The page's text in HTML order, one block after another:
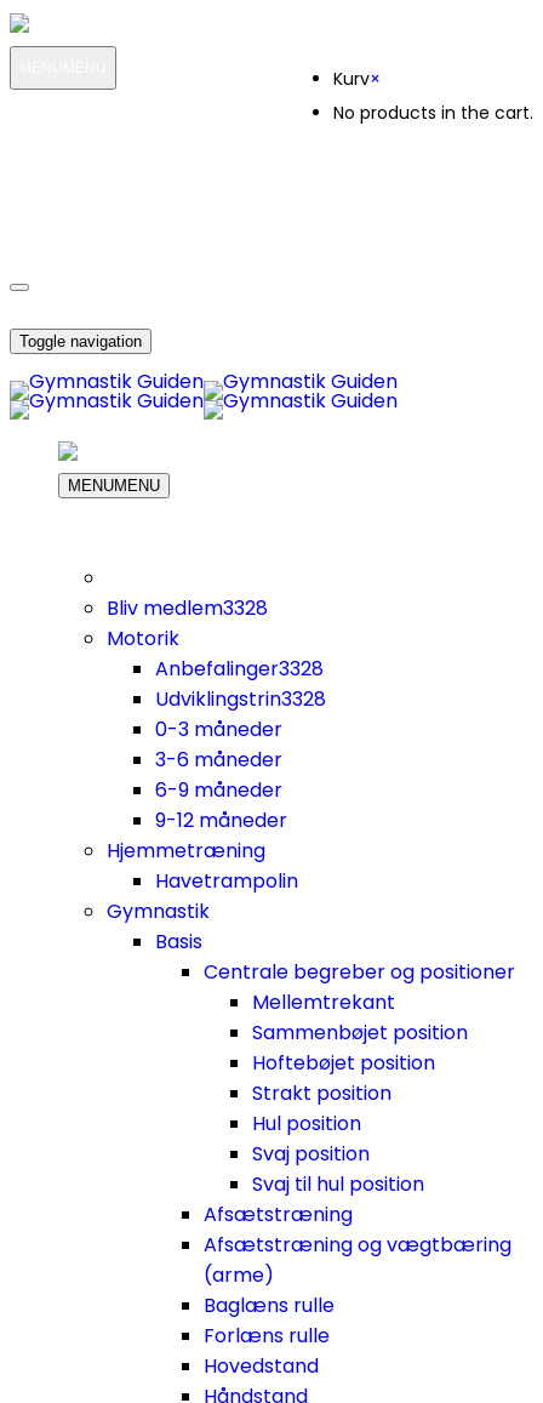
Kurv×
No products in the cart.
Toggle navigation
MENUMENU
Bliv medlem3328
Motorik
Anbefalinger3328
Udviklingstrin3328
0-3 måneder
3-6 måneder
6-9 måneder
9-12 måneder
Hjemmetræning
Havetrampolin
Gymnastik
Basis
Centrale begreber og positioner
Mellemtrekant
Sammenbøjet position
Hoftebøjet position
Strakt position
Hul position
Svaj position
Svaj til hul position
Afsætstræning
Afsætstræning og vægtbæring
(arme)
Baglæns rulle
Forlæns rulle
Hovedstand
Håndstand